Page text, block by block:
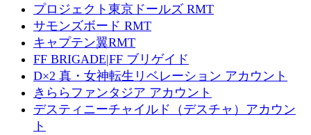
プロジェクト東京ドールズ RMT
サモンズボード RMT
キャプテン翼RMT
FF BRIGADE|FF ブリゲイド
D×2 真・女神転生リベレーション アカウント
きららファンタジア アカウント
デスティニーチャイルド（デスチャ）アカウン
ト